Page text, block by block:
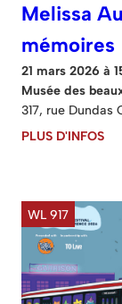
Melissa
mémoires
21 mars 2026 à
Musée des
317, rue Dundas
PLUS D'INFOS
WL 917